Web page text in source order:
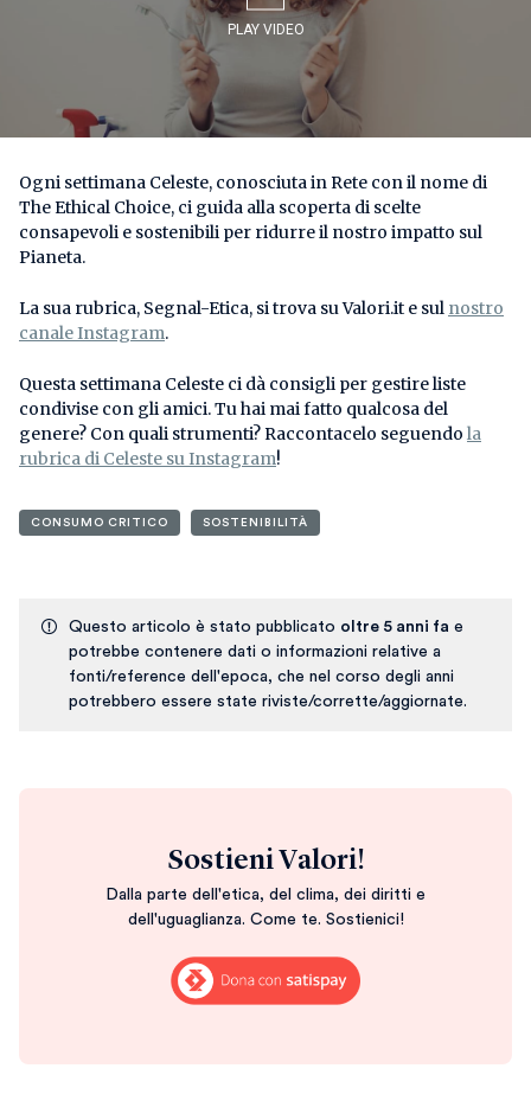
Ogni settimana Celeste, conosciuta in Rete con il nome di
The Ethical Choice, ci guida alla scoperta di scelte
consapevoli e sostenibili per ridurre il nostro impatto sul
Pianeta.
La sua rubrica, Segnal-Etica, si trova su Valori.it e sul nostro
canale Instagram.
Questa settimana Celeste ci dà consigli per gestire liste
condivise con gli amici. Tu hai mai fatto qualcosa del
genere? Con quali strumenti? Raccontacelo seguendo la
rubrica di Celeste su Instagram!
CONSUMO CRITICO SOSTENIBILITÀ
Questo articolo è stato pubblicato oltre 5 anni fa e
potrebbe contenere dati o informazioni relative a
fonti/reference dell'epoca, che nel corso degli anni
potrebbero essere state riviste/corrette/aggiornate.
Sostieni Valori!
Dalla parte dell'etica, del clima, dei diritti e
dell'uguaglianza. Come te. Sostienici!